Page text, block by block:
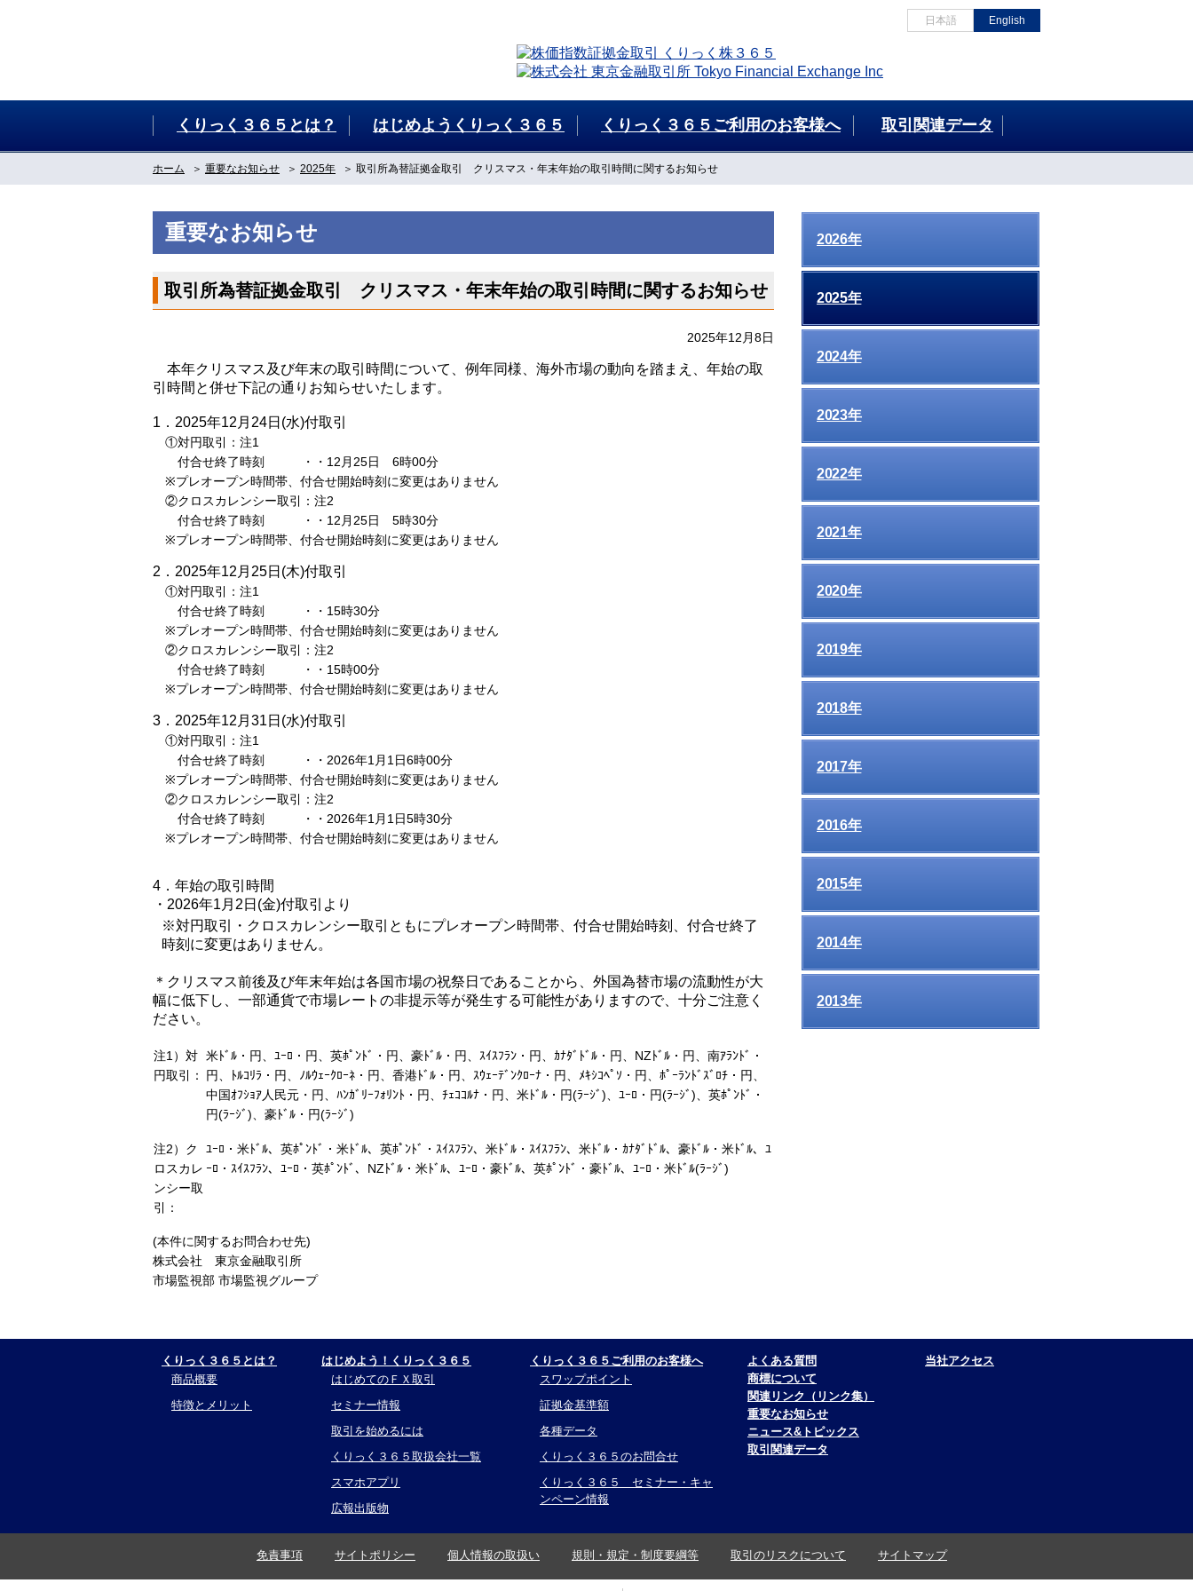
日本語 English
くりっく３６５とは？ はじめようくりっく３６５ くりっく３６５ご利用のお客様へ 取引関連データ
ホーム 重要なお知らせ 2025年 取引所為替証拠金取引 クリスマス・年末年始の取引時間に関するお知らせ
重要なお知らせ
取引所為替証拠金取引 クリスマス・年末年始の取引時間に関するお知らせ
2025年12月8日
本年クリスマス及び年末の取引時間について、例年同様、海外市場の動向を踏まえ、年始の取
引時間と併せ下記の通りお知らせいたします。
1．2025年12月24日(水)付取引
①対円取引：注1
付合せ終了時刻 ・・12月25日 6時00分
※プレオープン時間帯、付合せ開始時刻に変更はありません
②クロスカレンシー取引：注2
付合せ終了時刻 ・・12月25日 5時30分
※プレオープン時間帯、付合せ開始時刻に変更はありません
2．2025年12月25日(木)付取引
①対円取引：注1
付合せ終了時刻 ・・15時30分
※プレオープン時間帯、付合せ開始時刻に変更はありません
②クロスカレンシー取引：注2
付合せ終了時刻 ・・15時00分
※プレオープン時間帯、付合せ開始時刻に変更はありません
3．2025年12月31日(水)付取引
①対円取引：注1
付合せ終了時刻 ・・2026年1月1日6時00分
※プレオープン時間帯、付合せ開始時刻に変更はありません
②クロスカレンシー取引：注2
付合せ終了時刻 ・・2026年1月1日5時30分
※プレオープン時間帯、付合せ開始時刻に変更はありません
4．年始の取引時間
・2026年1月2日(金)付取引より
※対円取引・クロスカレンシー取引ともにプレオープン時間帯、付合せ開始時刻、付合せ終了
時刻に変更はありません。
＊クリスマス前後及び年末年始は各国市場の祝祭日であることから、外国為替市場の流動性が大
幅に低下し、一部通貨で市場レートの非提示等が発生する可能性がありますので、十分ご注意く
ださい。
注1）対
円取引：
米ﾄﾞﾙ・円、ﾕｰﾛ・円、英ﾎﾟﾝﾄﾞ・円、豪ﾄﾞﾙ・円、ｽｲｽﾌﾗﾝ・円、ｶﾅﾀﾞﾄﾞﾙ・円、NZﾄﾞﾙ・円、南ｱﾗﾝﾄﾞ・
円、ﾄﾙｺﾘﾗ・円、ﾉﾙｳｪｰｸﾛｰﾈ・円、香港ﾄﾞﾙ・円、ｽｳｪｰﾃﾞﾝｸﾛｰﾅ・円、ﾒｷｼｺﾍﾟｿ・円、ﾎﾟｰﾗﾝﾄﾞｽﾞﾛﾁ・円、
中国ｵﾌｼｮｱ人民元・円、ﾊﾝｶﾞﾘｰﾌｫﾘﾝﾄ・円、ﾁｪｺｺﾙﾅ・円、米ﾄﾞﾙ・円(ﾗｰｼﾞ)、ﾕｰﾛ・円(ﾗｰｼﾞ)、英ﾎﾟﾝﾄﾞ・
円(ﾗｰｼﾞ)、豪ﾄﾞﾙ・円(ﾗｰｼﾞ)
注2）ク
ロスカレ
ンシー取
引：
ﾕｰﾛ・米ﾄﾞﾙ、英ﾎﾟﾝﾄﾞ・米ﾄﾞﾙ、英ﾎﾟﾝﾄﾞ・ｽｲｽﾌﾗﾝ、米ﾄﾞﾙ・ｽｲｽﾌﾗﾝ、米ﾄﾞﾙ・ｶﾅﾀﾞﾄﾞﾙ、豪ﾄﾞﾙ・米ﾄﾞﾙ、ﾕ
ｰﾛ・ｽｲｽﾌﾗﾝ、ﾕｰﾛ・英ﾎﾟﾝﾄﾞ、NZﾄﾞﾙ・米ﾄﾞﾙ、ﾕｰﾛ・豪ﾄﾞﾙ、英ﾎﾟﾝﾄﾞ・豪ﾄﾞﾙ、ﾕｰﾛ・米ﾄﾞﾙ(ﾗｰｼﾞ)
(本件に関するお問合わせ先)
株式会社 東京金融取引所
市場監視部 市場監視グループ
2026年
2025年
2024年
2023年
2022年
2021年
2020年
2019年
2018年
2017年
2016年
2015年
2014年
2013年
くりっく３６５とは？
商品概要
特徴とメリット
はじめよう！くりっく３６５
はじめてのＦＸ取引
セミナー情報
取引を始めるには
くりっく３６５取扱会社一覧
スマホアプリ
広報出版物
くりっく３６５ご利用のお客様へ
スワップポイント
証拠金基準額
各種データ
くりっく３６５のお問合せ
くりっく３６５ セミナー・キャ
ンペーン情報
よくある質問
商標について
関連リンク（リンク集）
重要なお知らせ
ニュース&トピックス
取引関連データ
当社アクセス
免責事項 サイトポリシー 個人情報の取扱い 規則・規定・制度要綱等 取引のリスクについて サイトマップ